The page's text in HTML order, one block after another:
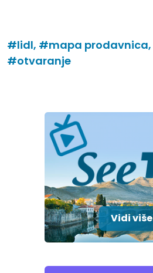
#lidl, #mapa prodavnica,
#otvaranje
Vidi više